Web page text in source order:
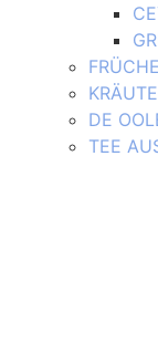
DE
TEE